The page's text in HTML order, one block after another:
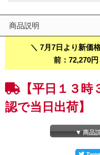
商品説明
＼ 7月7日より新価
前：72,270
【平日１３
認で当日出荷】
【１０箱（３０００枚）】
ケット、ゆうゆうメルカリ
重ねて２枚・キャンパスノ
▼ 商品